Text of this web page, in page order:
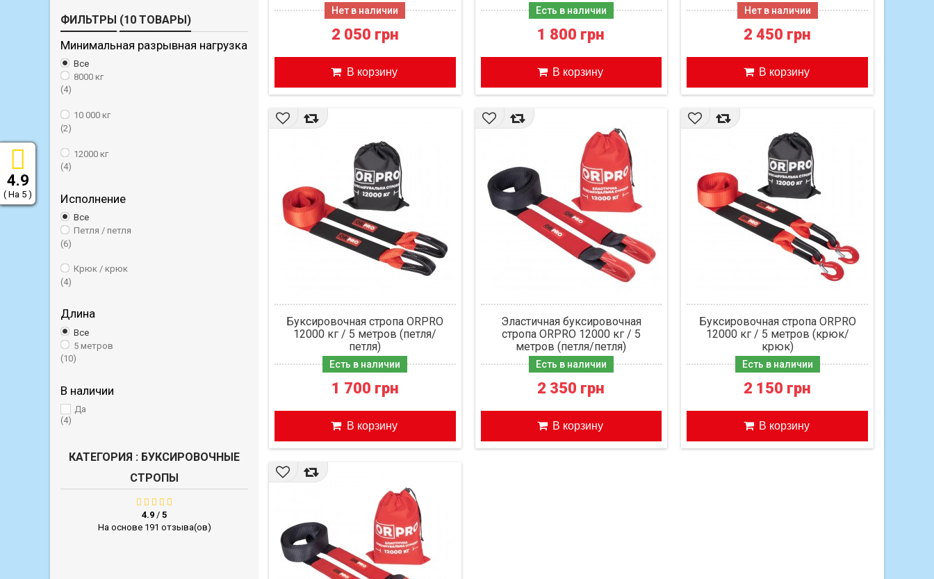
ФИЛЬТРЫ (10 ТОВАРЫ)
Минимальная разрывная нагрузка
Все
8000 кг
(4)
10 000 кг
(2)
12000 кг
(4)
Исполнение
Все
Петля / петля
(6)
Крюк / крюк
(4)
Длина
Все
5 метров
(10)
В наличии
Да
(4)
КАТЕГОРИЯ : БУКСИРОВОЧНЫЕ
СТРОПЫ
4.9 / 5
На основе 191 отзыва(ов)
Нет в наличии
2 050 грн
В корзину
Есть в наличии
1 800 грн
В корзину
Нет в наличии
2 450 грн
В корзину
Буксировочная стропа ORPRO
12000 кг / 5 метров (петля/
петля)
Есть в наличии
1 700 грн
В корзину
Эластичная буксировочная
стропа ORPRO 12000 кг / 5
метров (петля/петля)
Есть в наличии
2 350 грн
В корзину
Буксировочная стропа ORPRO
12000 кг / 5 метров (крюк/
крюк)
Есть в наличии
2 150 грн
В корзину
4.9
( На 5 )